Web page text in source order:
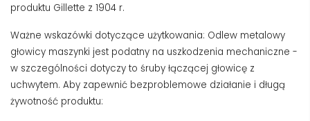
produktu Gillette z 1904 r.
Ważne wskazówki dotyczące użytkowania: Odlew metalowy
głowicy maszynki jest podatny na uszkodzenia mechaniczne -
w szczególności dotyczy to śruby łączącej głowicę z
uchwytem. Aby zapewnić bezproblemowe działanie i długą
żywotność produktu: